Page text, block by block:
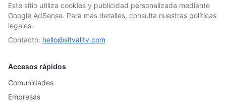
Este sitio utiliza cookies y publicidad personalizada mediante
Google AdSense. Para más detalles, consulta nuestras políticas
legales.
Contacto: hello@sitvalitv.com
Accesos rápidos
Comunidades
Empresas